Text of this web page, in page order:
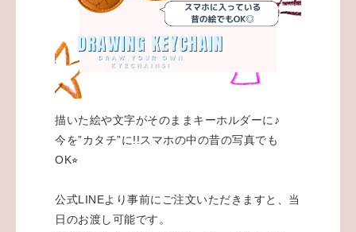
描いた絵や文字がそのままキーホルダーに♪
今を”カタチ”に!!スマホの中の昔の写真でも
OK⭐︎
公式LINEより事前にご注文いただきますと、当
日のお渡し可能です。